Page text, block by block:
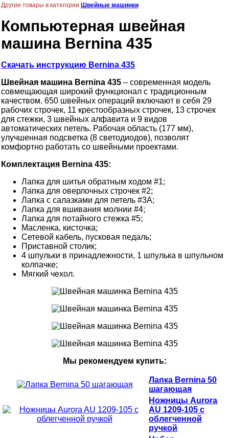
Другие товары в категории Швейные машинки
Компьютерная швейная
машина Bernina 435
Скачать инструкцию Bernina 435
Швейная машина Bernina 435 – современная модель
совмещающая широкий функционал с традиционным
качеством. 650 швейных операций включают в себя 29
рабочих строчек, 11 крестообразных строчек, 13 строчек
для стежки, 3 швейных алфавита и 9 видов
автоматических петель. Рабочая область (177 мм),
улучшенная подсветка (8 светодиодов), позволят
комфортно работать со швейными проектами.
Комплектация Bernina 435:
Лапка для шитья обратным ходом #1;
Лапка для оверлочных строчек #2;
Лапка с салазками для петель #3A;
Лапка для вшивания молнии #4;
Лапка для потайного стежка #5;
Масленка, кисточка;
Сетевой кабель, пусковая педаль;
Приставной столик;
4 шпульки в принадлежности, 1 шпулька в шпульном
колпачке;
Мягкий чехол.
Мы рекомендуем купить:
Лапка Bernina 50
шагающая
Ножницы Aurora
AU 1209-105 с
облегченной
ручкой